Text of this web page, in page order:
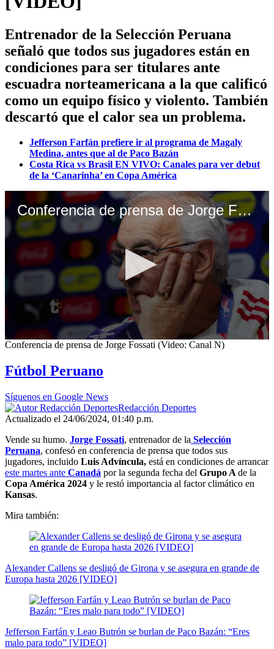
Entrenador de la Selección Peruana
señaló que todos sus jugadores están en
condiciones para ser titulares ante
escuadra norteamericana a la que calificó
como un equipo físico y violento. También
descartó que el calor sea un problema.
Jefferson Farfán prefiere ir al programa de Magaly
Medina, antes que al de Paco Bazán
Costa Rica vs Brasil EN VIVO: Canales para ver debut
de la ‘Canarinha’ en Copa América
Conferencia de prensa de Jorge Fossati (Video: Canal N)
0
of
5
12
seconds
Conferencia de prensa de Jorge Fossati (Video: Canal N)
Fútbol Peruano
Síguenos en Google News
Redacción Deportes
Actualizado el 24/06/2024, 01:40 p.m.
Vende su humo. Jorge Fossati, entrenador de la Selección
Peruana, confesó en conferencia de prensa que todos sus
jugadores, incluido Luis Advíncula, está en condiciones de arrancar
este martes ante Canadá por la segunda fecha del Grupo A de la
Copa América 2024 y le restó importancia al factor climático en
Kansas.
Mira también:
Alexander Callens se desligó de Girona y se asegura en grande de
Europa hasta 2026 [VIDEO]
Jefferson Farfán y Leao Butrón se burlan de Paco Bazán: “Eres
malo para todo” [VIDEO]